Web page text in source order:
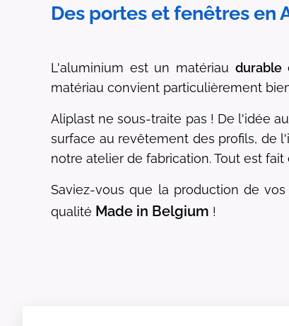
Des portes et fenêtres en
L'aluminium est un matériau durable
matériau convient particulièrement
Aliplast ne sous-traite pas ! De l'idée
surface au revêtement des profils, de
notre atelier de fabrication. Tout est fait
Saviez-vous que la production de
qualité Made in Belgium !